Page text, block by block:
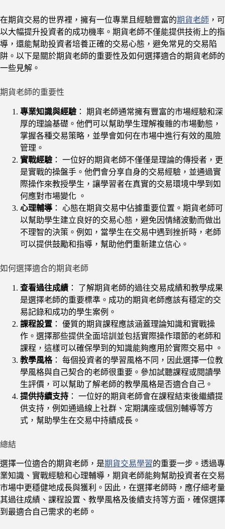
在期貨交易的世界裡，擁有一位專業且經驗豐富的期貨老師 ，可
以大幅提升投資者的成功機率。期貨老師不僅能提供技術上的指
導，還能幫助投資者培養正確的交易心態，避免常見的交易陷
阱。以下是關於期貨老師的重要性及如何選擇適合的期貨老師的
一些見解。
期貨老師的重要性
專業知識與經驗 ： 期貨老師通常擁有豐富的市場經驗和深
厚的理論基礎。他們可以幫助學生理解複雜的市場動態，
掌握各種交易策略，並學會如何在市場中進行有效的風險
管理。
實戰經驗 ： 一位好的期貨老師不僅僅是理論的傳授者，更
是實戰的操盤手。他們會分享自身的交易經驗，並通過實
際操作來教授學生，讓學習者在真實的交易環境中學到如
何應對市場變化​ 。
心理輔導： 心態在期貨交易中佔據重要位置。期貨老師可
以幫助學生建立良好的交易心態，避免因情緒波動而做出
不理智的決策。例如，當學生在交易中遇到挫折時，老師
可以提供鼓勵和指導，幫助他們重新建立信心。
如何選擇適合的期貨老師
查看過往成績 ： 了解期貨老師的過往交易成績和教學成果
是選擇老師的重要標準。成功的期貨老師應該有穩定的交
易記錄和成功的學生案例。
課程設置 ： 優質的期貨課程應該涵蓋理論知識和實戰操
作。選擇那些提供全面培訓並包括實際操作環節的老師和
課程，這樣可以確保學到的知識能夠應用於實際交易中​ 。
教學風格： 每個投資者的學習風格不同，因此選擇一位教
學風格與自己契合的老師很重要。參加試聽課程或閱讀學
生評價，可以幫助了解老師的教學風格是否適合自己。
提供持續支持 ： 一位好的期貨老師會在課程結束後繼續提
供支持，例如通過線上社群、定期講座或個別輔導等方
式，幫助學生在交易中持續成長。
總結
選擇一位適合的期貨老師，是期貨交易學習的重要一步。透過專
業知識、實戰經驗和心理輔導，期貨老師能夠幫助投資者在交易
市場中更穩健地成長與獲利。因此，在選擇老師時，應仔細考量
其過往成績、課程設置、教學風格及後續支持等方面，確保選擇
到最適合自己需求的老師。